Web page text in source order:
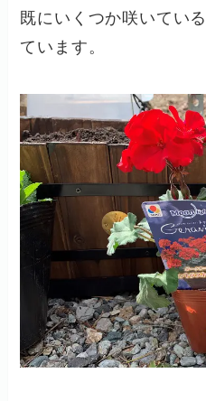
既にいくつか咲いてい
ています。